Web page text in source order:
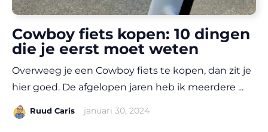
Cowboy fiets kopen: 10 dingen
die je eerst moet weten
Overweeg je een Cowboy fiets te kopen, dan zit je
hier goed. De afgelopen jaren heb ik meerdere ...
Ruud Caris januari 30, 2024